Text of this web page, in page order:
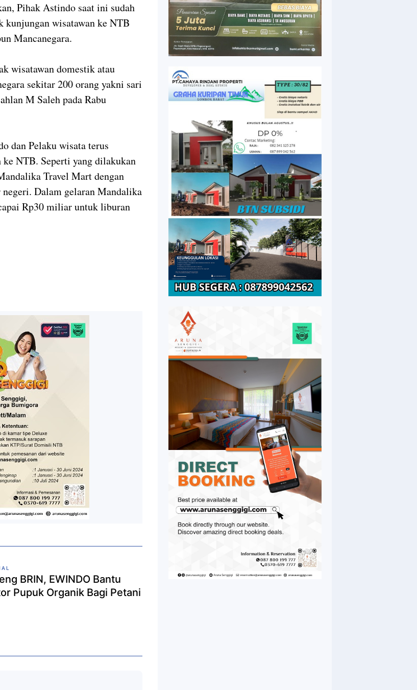
Pihak Astindo saat ini sudah
kunjungan wisatawan ke NTB
Mancanegara.
wisatawan domestik atau
sekitar 200 orang yakni sari
M Saleh pada Rabu
dan Pelaku wisata terus
NTB. Seperti yang dilakukan
Travel Mart dengan
Dalam gelaran Mandalika
Rp30 miliar untuk liburan
BRIN, EWINDO Bantu
Pupuk Organik Bagi Petani